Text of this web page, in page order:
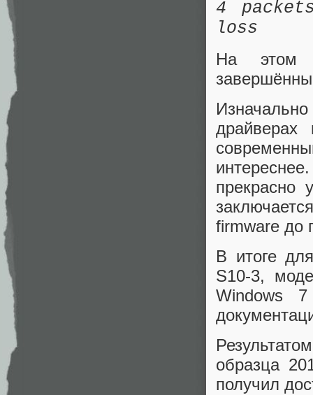
4
loss
На этом
драйверах
прекрасно
firmware до
В итоге
S10-3,
Windows 7
образца
получил